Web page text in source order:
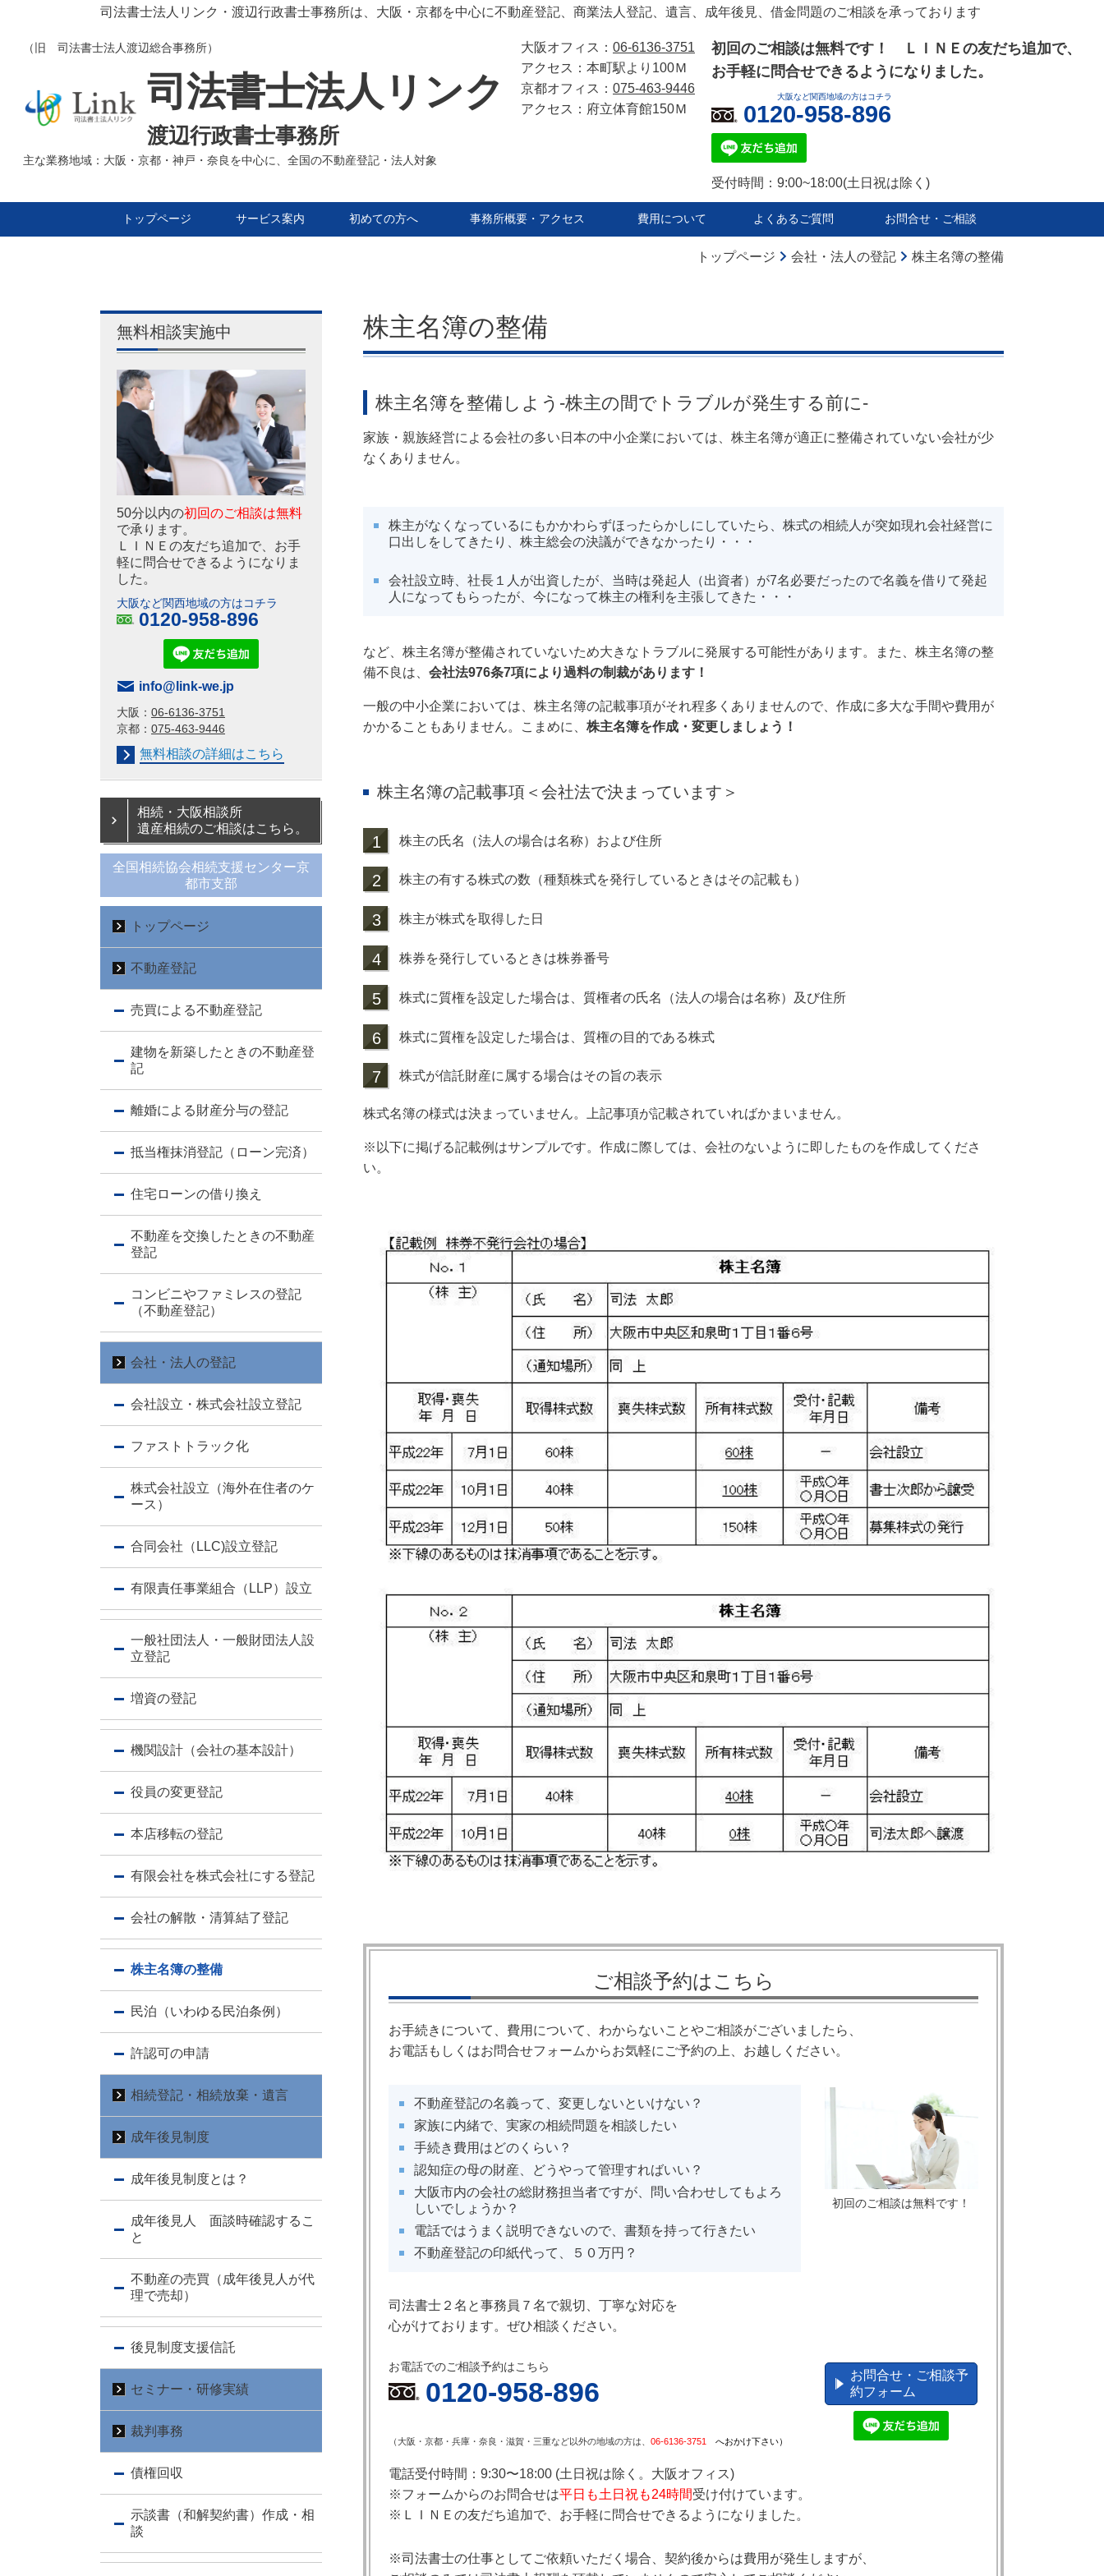
司法書士法人リンク・渡辺行政書士事務所は、大阪・京都を中心に不動産登記、商業法人登記、遺言、成年後見、借金問題のご相談を承っております
（旧 司法書士法人渡辺総合事務所）
司法書士法人リンク
渡辺行政書士事務所
主な業務地域：大阪・京都・神戸・奈良を中心に、全国の不動産登記・法人対象
大阪オフィス： 06-6136-3751
アクセス：本町駅より100Ｍ
京都オフィス： 075-463-9446
アクセス：府立体育館150Ｍ
初回のご相談は無料です！
ＬＩＮＥの友だち追加で、
お手軽に問合せできるようになりました。
大阪など関西地域の方はコチラ
0120-958-896
受付時間：9:00~18:00(土日祝は除く)
トップページ サービス案内 初めての方へ 事務所概要・アクセス 費用について よくあるご質問 お問合せ・ご相談
トップページ 会社・法人の登記 株主名簿の整備
株主名簿の整備
株主名簿を整備しよう-株主の間でトラブルが発生する前に-
家族・親族経営による会社の多い日本の中小企業においては、株主名簿が適正に整備されていない会社が少
なくありません。
株主がなくなっているにもかかわらずほったらかしにしていたら、株式の相続人が突如現れ会社経営に
口出しをしてきたり、株主総会の決議ができなかったり・・・
会社設立時、社長１人が出資したが、当時は発起人（出資者）が7名必要だったので名義を借りて発起
人になってもらったが、今になって株主の権利を主張してきた・・・
など、株主名簿が整備されていないため大きなトラブルに発展する可能性があります。
また、株主名簿の整
備不良は、 会社法976条7項により過料の制裁があります！
一般の中小企業においては、株主名簿の記載事項がそれ程多くありませんので、作成に多大な手間や費用が
かかることもありません。こまめに、 株主名簿を作成・変更しましょう！
株主名簿の記載事項＜会社法で決まっています＞
1 株主の氏名（法人の場合は名称）および住所
2 株主の有する株式の数（種類株式を発行しているときはその記載も）
3 株主が株式を取得した日
4 株券を発行しているときは株券番号
5 株式に質権を設定した場合は、質権者の氏名（法人の場合は名称）及び住所
6 株式に質権を設定した場合は、質権の目的である株式
7 株式が信託財産に属する場合はその旨の表示
株式名簿の様式は決まっていません。上記事項が記載されていればかまいません。
※以下に掲げる記載例はサンプルです。作成に際しては、会社のないように即したものを作成してくださ
い。
ご相談予約はこちら
お手続きについて、費用について、わからないことやご相談がございましたら、
お電話もしくはお問合せフォームからお気軽にご予約の上、お越しください。
初回のご相談は無料です！
不動産登記の名義って、変更しないといけない？
家族に内緒で、実家の相続問題を相談したい
手続き費用はどのくらい？​
認知症の母の財産、どうやって管理すればいい？
大阪市内の会社の総財務担当者ですが、問い合わせしてもよろ
しいでしょうか？
電話ではうまく説明できないので、書類を持って行きたい
不動産登記の印紙代って、５０万円？
司法書士２名と事務員７名で親切、丁寧な対応を
心がけております。ぜひ相談ください。
お問合せ・ご相談予
約フォーム
お電話でのご相談予約はこちら
0120-958-896
（大阪・京都・兵庫・奈良・滋賀・三重など以外の地域の方は、06-6136-3751へおかけ下さい）
電話受付時間：9:30〜18:00 (土日祝は除く。大阪オフィス)
※フォームからのお問合せは平日も土日祝も24時間受け付けています。
※ＬＩＮＥの友だち追加で、お手軽に問合せできるようになりました。
※司法書士の仕事としてご依頼いただく場合、契約後からは費用が発生しますが、
無料相談実施中
50分以内の初回のご相談は無料
で承ります。
ＬＩＮＥの友だち追加で、お手
軽に問合せできるようになりま
した。
大阪など関西地域の方はコチラ
0120-958-896
info@link-we.jp
大阪： 06-6136-3751
京都： 075-463-9446
無料相談の詳細はこちら
相続・大阪相談所
遺産相続のご相談はこちら。
全国相続協会相続支援センター京
都市支部
トップページ
不動産登記
売買による不動産登記
建物を新築したときの不動産登
記
離婚による財産分与の登記
抵当権抹消登記（ローン完済）
住宅ローンの借り換え
不動産を交換したときの不動産
登記
コンビニやファミレスの登記
（不動産登記）
会社・法人の登記
会社設立・株式会社設立登記
ファストトラック化
株式会社設立（海外在住者のケ
ース）
合同会社（LLC)設立登記
有限責任事業組合（LLP）設立
一般社団法人・一般財団法人設
立登記
増資の登記
機関設計（会社の基本設計）
役員の変更登記
本店移転の登記
有限会社を株式会社にする登記
会社の解散・清算結了登記
株主名簿の整備
民泊（いわゆる民泊条例）
許認可の申請
相続登記・相続放棄・遺言
成年後見制度
成年後見制度とは？
成年後見人 面談時確認するこ
と
不動産の売買（成年後見人が代
理で売却）
後見制度支援信託
セミナー・研修実績
裁判事務
債権回収
示談書（和解契約書）作成・相
談